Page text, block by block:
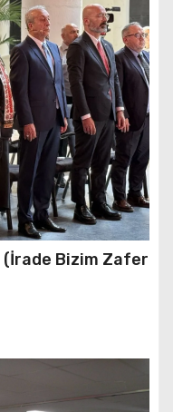
(İrade Bizim Zafer